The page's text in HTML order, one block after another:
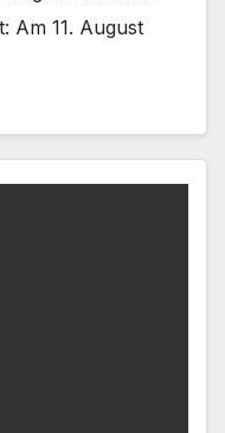
Am 11. August